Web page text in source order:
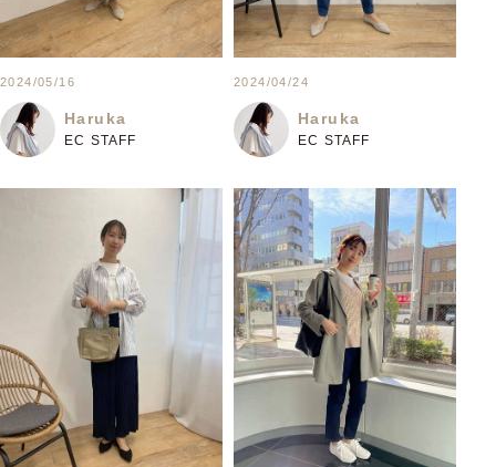
2024/05/16
Haruka
EC STAFF
2024/04/24
Haruka
EC STAFF